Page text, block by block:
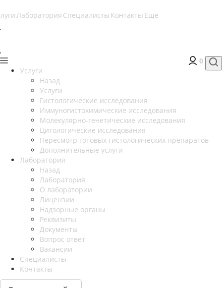
Лаборатория Специалисты Контакты Ещё
0
Услуги
Назад
Услуги
Гистологические исследования
Иммуногистохимические исследования
Молекулярно-генетические исследования
Цитологические исследования
Пересмотр готовых гистологических препаратов
Дополнительные услуги
Лаборатория
Назад
Лаборатория
О лаборатории
Лицензии
Надзорные органы
Реквизиты
Документы
Вопрос ответ
Вакансии
Специалисты
Контакты